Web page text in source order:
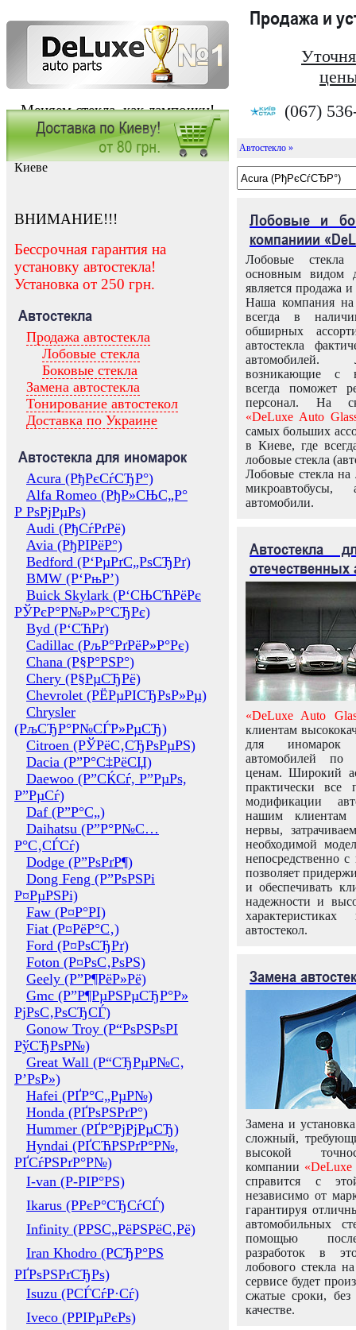
Меняем стекла, как лампочки!
Продажа и
(067)
Заказать установку автостекла в
Киеве
ВНИМАНИЕ!!!
Бессрочная гарантия на
установку автостекла!
Установка от 250 грн.
Автостекла
Продажа автостекла
Лобовые стекла
Боковые стекла
Замена автостекла
Тонирование автостекол
Доставка по Украине
Автостекла для иномарок
Acura (РђРєСѓСЂР°)
Alfa Romeo (РђР»СЊС„Р°
Р РѕРјРµРѕ)
Audi (РђСѓРґРё)
Avia (РђРІРёР°)
Bedford (Р‘РµРґС„РѕСЂРґ)
BMW (Р‘РњР’)
Buick Skylark (Р‘СЊСЋРёРє
РЎРєР°Р№Р»Р°СЂРє)
Byd (Р‘СЋРґ)
Cadillac (РљР°РґРёР»Р°Рє)
Chana (Р§Р°РЅР°)
Chery (Р§РµСЂРё)
Chevrolet (РЁРµРІСЂРѕР»Рµ)
Chrysler
(РљСЂР°Р№СЃР»РµСЂ)
Citroen (РЎРёС‚СЂРѕРµРЅ)
Dacia (Р”Р°С‡РёСЏ)
Daewoo (Р”СЌСѓ, Р”РµРѕ,
Р”РµСѓ)
Daf (Р”Р°С„)
Daihatsu (Р”Р°Р№С…
Р°С‚СЃСѓ)
Dodge (Р”РѕРґР¶)
Dong Feng (Р”РѕРЅРі
Р¤РµРЅРі)
Faw (Р¤Р°РІ)
Fiat (Р¤РёР°С‚)
Ford (Р¤РѕСЂРґ)
Foton (Р¤РѕС‚РѕРЅ)
Geely (Р”Р¶РёР»Рё)
Gmc (Р”Р¶РµРЅРµСЂР°Р»
РјРѕС‚РѕСЂСЃ)
Gonow Troy (Р“РѕРЅРѕРІ
РўСЂРѕР№)
Great Wall (Р“СЂРµР№С‚
Р’РѕР»)
Hafei (РҐР°С„РµР№)
Honda (РҐРѕРЅРґР°)
Hummer (РҐР°РјРјРµСЂ)
Hyndai (РҐСЋРЅРґР°Р№,
РҐСѓРЅРґР°Р№)
I-van (Р-РІР°РЅ)
Ikarus (РРєР°СЂСѓСЃ)
Infinity (РРЅС„РёРЅРёС‚Рё)
Iran Khodro (РСЂР°РЅ
РҐРѕРЅРґСЂРѕ)
Isuzu (РСЃСѓР·Сѓ)
Iveco (РРІРµРєРѕ)
Автостекло »
Лобовые и
компаниии
Лобовые
основным видом
является продажа и
Наша компания на
всегда в
обширных
автостекла
возникающие с
всегда поможет
персонал. На
«DeLuxe Auto
самых больших
в Киеве, где
лобовые стекла
Лобовые стекла на
микроавтобусы,
автомобили.
Автостекла
отечественных
«DeLuxe Auto
клиентам
для иномарок
автомобилей
ценам. Широкий
практически все
модификации
нашим клиентам
нервы,
необходимой
непосредственно
позволяет
и обеспечивать
надежности и
автостекол.
Замена
Замена и
сложный,
высокой
компании «DeLuxe
справится с
независимо от
гарантируя
автомобильных
помощью
разработок в
лобового стекла
сервисе будет
сжатые сроки,
качестве.